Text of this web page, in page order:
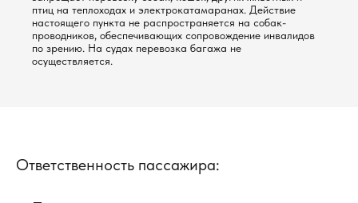
птиц на теплоходах и электрокатамаранах. Действие
настоящего пункта не распространяется на собак-
проводников, обеспечивающих сопровождение инвалидов
по зрению. На судах перевозка багажа не
осуществляется.
Ответственность пассажира: